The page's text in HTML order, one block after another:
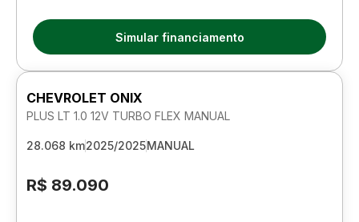
Simular financiamento
CHEVROLET ONIX
PLUS LT 1.0 12V TURBO FLEX MANUAL
28.068 km2025/2025MANUAL
R$ 89.090